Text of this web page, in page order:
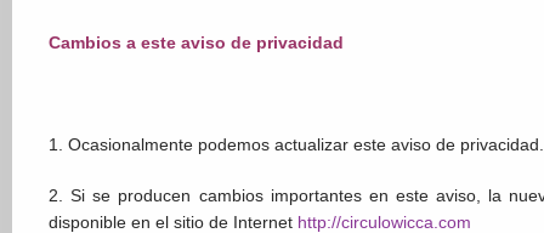
Cambios a este aviso de privacidad
1. Ocasionalmente podemos actualizar este aviso de privacidad.
2. Si se producen cambios importantes en este aviso, la
disponible en el sitio de Internet http://circulowicca.com